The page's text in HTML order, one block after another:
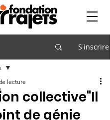
S'inscrire
collective"Il
de génie
lecture